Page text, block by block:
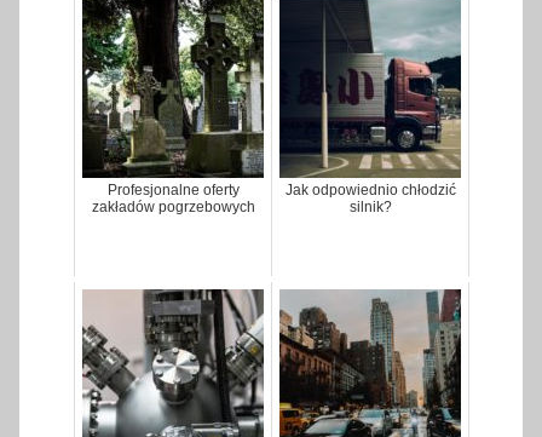
Profesjonalne oferty
zakładów pogrzebowych
Jak odpowiednio chłodzić
silnik?